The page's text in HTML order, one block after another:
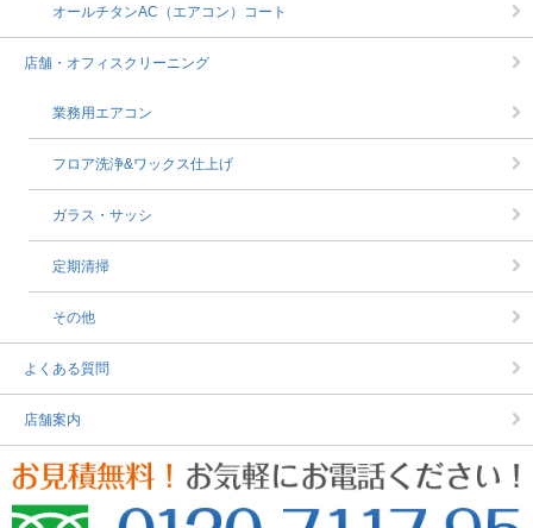
オールチタンAC（エアコン）コート
店舗・オフィスクリーニング
業務用エアコン
フロア洗浄&ワックス仕上げ
ガラス・サッシ
定期清掃
その他
よくある質問
店舗案内